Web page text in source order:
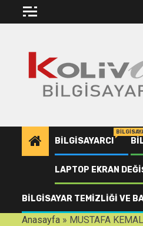
BILGISAYARCI
LAPTOP EKRAN
BILGISAYAR TEMIZLIĞI VE
Anasayfa » MUSTAFA